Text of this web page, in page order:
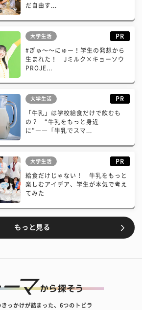
だ自由す...
大学生活 PR
#ぎゅ〜〜にゅー！学生の発想から
生まれた！ Jミルク×キョーソウ
PROJE...
大学生活 PR
「牛乳」は学校給食だけで飲むも
の？ “牛乳をもっと身近
に”――「牛乳でスマ...
大学生活 PR
給食だけじゃない！ 牛乳をもっと
楽しむアイデア、学生が本気で考え
てみた
もっと見る
きっかけが詰まった、6つのトビラ